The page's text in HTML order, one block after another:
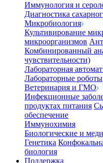
Иммунология и
Диагностика
Микробиология
Культивирование
микроорганизмов
Комбинированный
чувствительности)
Лабораторная
Лабораторные роботы
Ветеринария и ГМО
Инфекционные
продуктах питания
обеспечение
Иммунохимия
Биологические и
Генетика
биология
Поддержка